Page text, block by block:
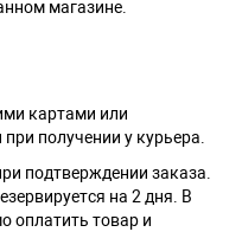
магазине.
картами или
получении у курьера.
подтверждении заказа.
на 2 дня. В
оплатить товар и